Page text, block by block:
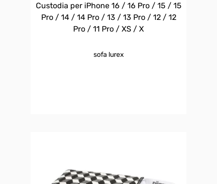
Custodia per iPhone 16 / 16 Pro / 15 / 15
Pro / 14 / 14 Pro / 13 / 13 Pro / 12 / 12
Pro / 11 Pro / XS / X
sofa lurex